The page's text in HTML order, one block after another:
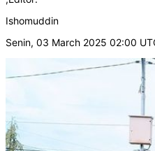
Ishomuddin
Senin, 03 March 2025 02:00